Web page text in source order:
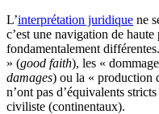
L’interprétation juridique ne
c’est une navigation de
fondamentalement
» (good faith), les «
damages) ou la « production
n’ont pas d’équivalents
civiliste (continentaux).